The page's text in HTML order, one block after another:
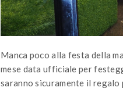
Manca poco alla festa della
mese data ufficiale per
saranno sicuramente il regalo